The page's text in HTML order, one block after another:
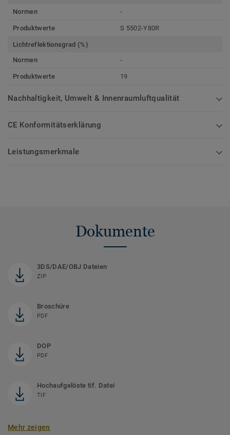
Normen
-
Produktwerte S 5502-Y80R
Lichtreflektionsgrad (%)
Normen
-
Produktwerte 19
Nachhaltigkeit, Umwelt & Innenraumluftqualität
CE Konformitätserklärung
Leistungsmerkmale
Dokumente
3DS/DAE/OBJ Dateien
ZIP
Broschüre
PDF
DOP
PDF
Hochaufgelöste tif. Datei
TIF
Mehr zeigen